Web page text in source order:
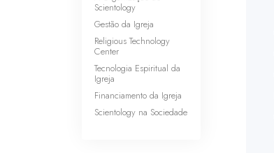
Scientology
Gestão da Igreja
Religious Technology
Center
Tecnologia Espiritual da
Igreja
Financiamento da Igreja
Scientology na Sociedade